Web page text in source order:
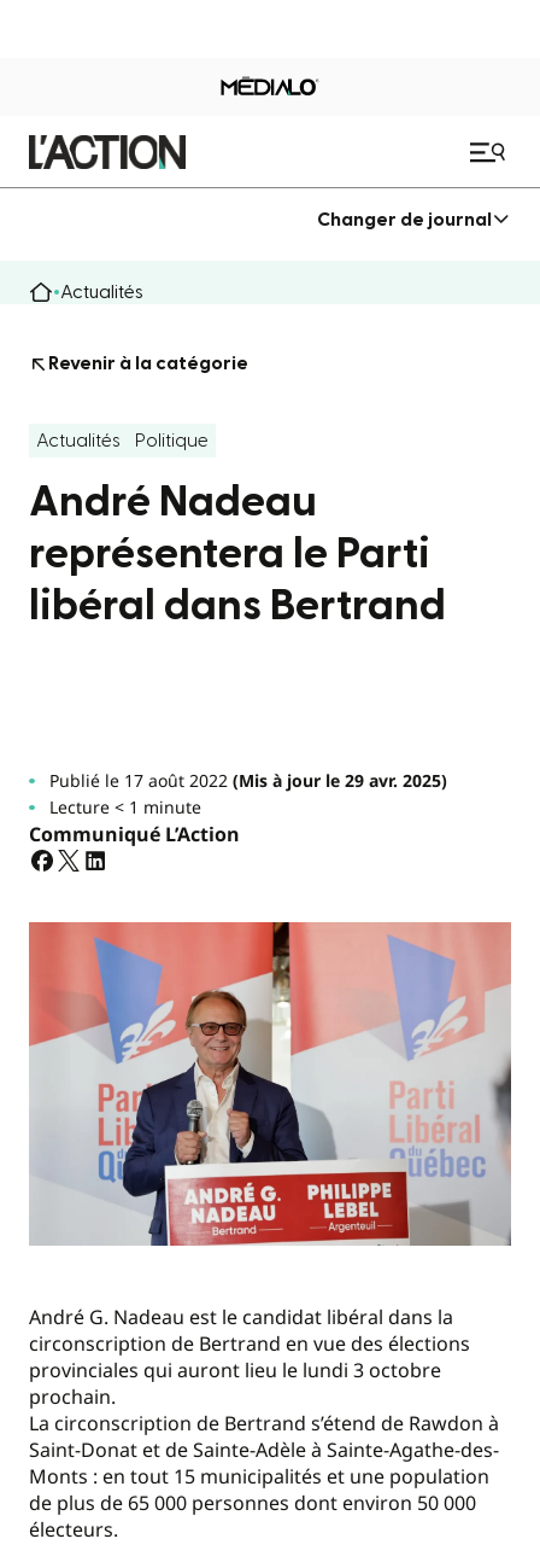
Changer de journal
Actualités
Revenir à la catégorie
Actualités Politique
André Nadeau
représentera le Parti
libéral dans Bertrand
Publié le 17 août 2022(Mis à jour le 29 avr. 2025)
Lecture < 1 minute
Communiqué L’Action
André G. Nadeau est le candidat libéral dans la
circonscription de Bertrand en vue des élections
provinciales qui auront lieu le lundi 3 octobre
prochain.
La circonscription de Bertrand s’étend de Rawdon à
Saint-Donat et de Sainte-Adèle à Sainte-Agathe-des-
Monts : en tout 15 municipalités et une population
de plus de 65 000 personnes dont environ 50 000
électeurs.